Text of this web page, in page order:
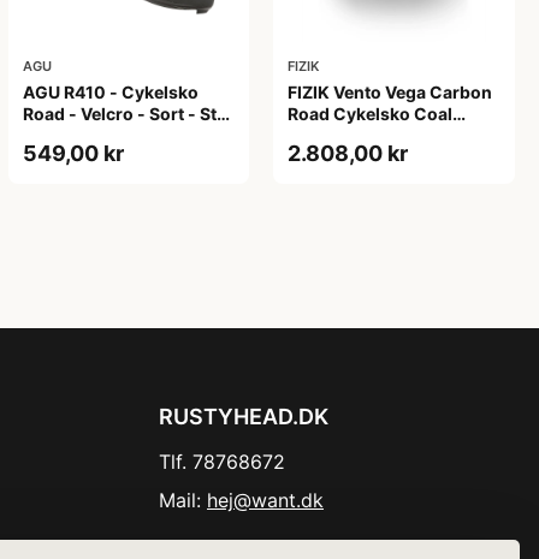
AGU
AGU R410 - Cykelsko
Road - Velcro - Sort - Str.
549,00 kr
FIZIK
FIZIK Vento Vega Carbon
Road Cykelsko Coal
2.808,00 kr
RUSTYHEAD.DK
Tlf. 78768672
Mail: hej@want.dk